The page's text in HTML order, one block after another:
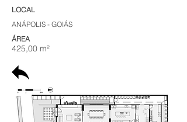
LOCAL
ANÁPOLIS - GOIÁS
ÁREA
425,00 m²